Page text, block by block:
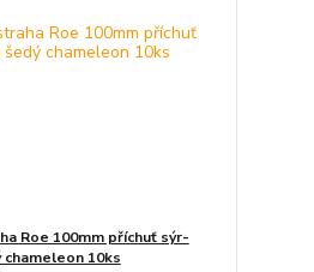
Roe 100mm příchuť sýr-
10ks